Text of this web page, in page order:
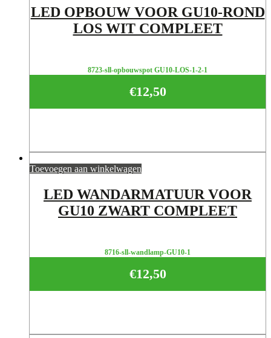
LED OPBOUW VOOR GU10-ROND
LOS WIT COMPLEET
8723-sll-opbouwspot GU10-LOS-1-2-1
€12,50
Toevoegen aan winkelwagen
LED WANDARMATUUR VOOR
GU10 ZWART COMPLEET
8716-sll-wandlamp-GU10-1
€12,50